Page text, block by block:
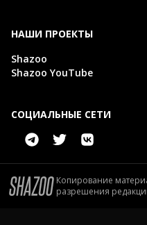
НАШИ ПРОЕКТЫ
Shazoo
Shazoo YouTube
СОЦИАЛЬНЫЕ СЕТИ
Копирование
разрешения